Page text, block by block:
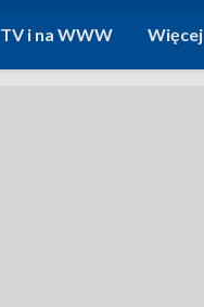
i na WWW Więcej